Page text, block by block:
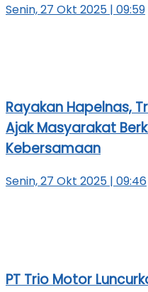
Senin, 27 Okt 2025 | 09:59
Rayakan Hapelnas,
Ajak Masyarakat
Kebersamaan
Senin, 27 Okt 2025 | 09:46
PT Trio Motor